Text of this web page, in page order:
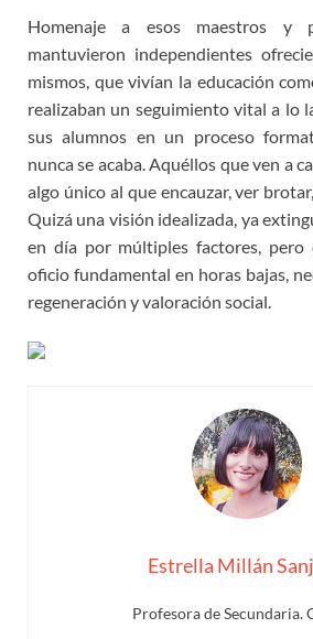
Homenaje a esos maestros y
mantuvieron independientes
mismos, que vivían la educación
realizaban un seguimiento vital a lo
sus alumnos en un proceso
nunca se acaba. Aquéllos que ven a
algo único al que encauzar, ver
Quizá una visión idealizada, ya
en día por múltiples factores,
oficio fundamental en horas bajas,
regeneración y valoración social.
Estrella Millán
Profesora de Secundaria.